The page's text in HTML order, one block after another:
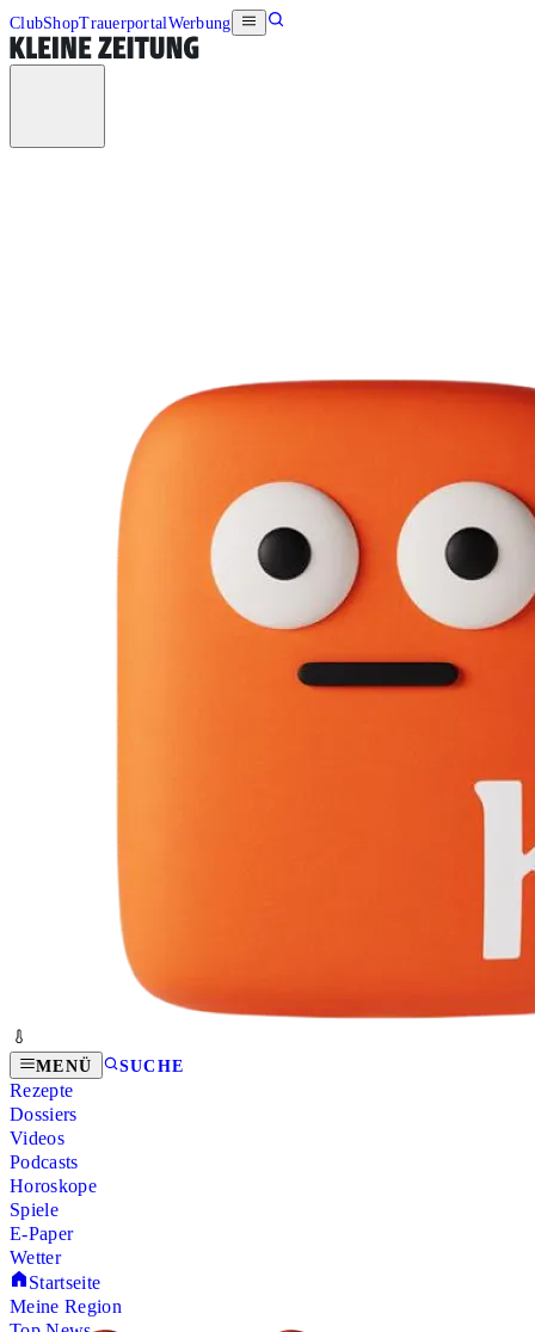
ClubShopTrauerportalWerbung
MENÜ SUCHE
Rezepte
Dossiers
Videos
Podcasts
Horoskope
Spiele
E-Paper
Wetter
Startseite
Meine Region